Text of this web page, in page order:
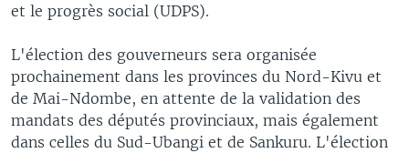
et le progrès social (UDPS).
L'élection des gouverneurs sera organisée
prochainement dans les provinces du Nord-Kivu et
de Mai-Ndombe, en attente de la validation des
mandats des députés provinciaux, mais également
dans celles du Sud-Ubangi et de Sankuru. L'élection